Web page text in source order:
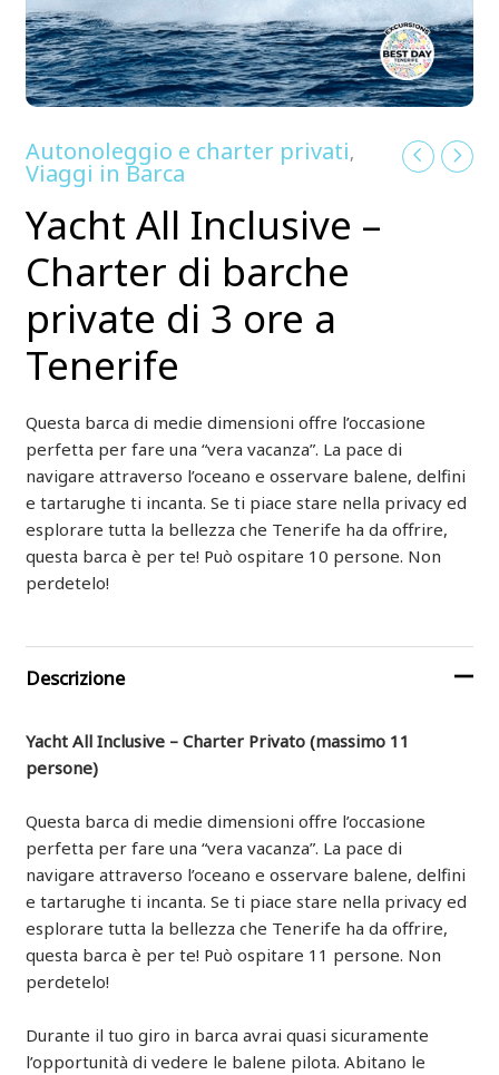
Autonoleggio e charter privati,
Viaggi in Barca
Yacht All Inclusive –
Charter di barche
private di 3 ore a
Tenerife
Questa barca di medie dimensioni offre l’occasione
perfetta per fare una “vera vacanza”. La pace di
navigare attraverso l’oceano e osservare balene, delfini
e tartarughe ti incanta. Se ti piace stare nella privacy ed
esplorare tutta la bellezza che Tenerife ha da offrire,
questa barca è per te! Può ospitare 10 persone. Non
perdetelo!
Descrizione
Yacht All Inclusive – Charter Privato (massimo 11
persone)
Questa barca di medie dimensioni offre l’occasione
perfetta per fare una “vera vacanza”. La pace di
navigare attraverso l’oceano e osservare balene, delfini
e tartarughe ti incanta. Se ti piace stare nella privacy ed
esplorare tutta la bellezza che Tenerife ha da offrire,
questa barca è per te! Può ospitare 11 persone. Non
perdetelo!
Durante il tuo giro in barca avrai quasi sicuramente
l’opportunità di vedere le balene pilota. Abitano le